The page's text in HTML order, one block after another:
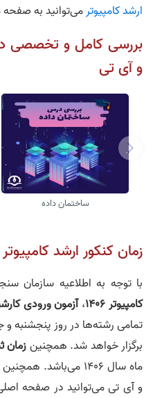
ارشد کامپیوترمی‌توانید به صفحه
بررسی کامل و تخصصی
و آی تی
ساختمان داده
زمان کنکور ارشد کامپیوتر 1404 چه تاریخی است؟
با توجه به اطلاعیه
کامپیوتر 1406
،آزمون ورودی
برگزار خواهد شد. همچنینزمان
ماه سال 1406 می‌باشد.
و آی تی می‌توانید در صفحه